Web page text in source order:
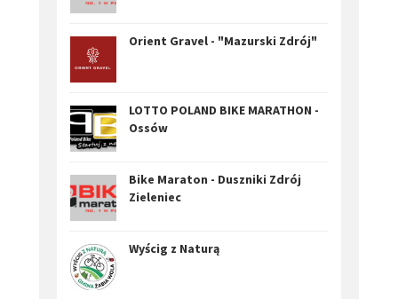
Orient Gravel - "Mazurski Zdrój"
LOTTO POLAND BIKE MARATHON -
Ossów
Bike Maraton - Duszniki Zdrój
Zieleniec
Wyścig z Naturą